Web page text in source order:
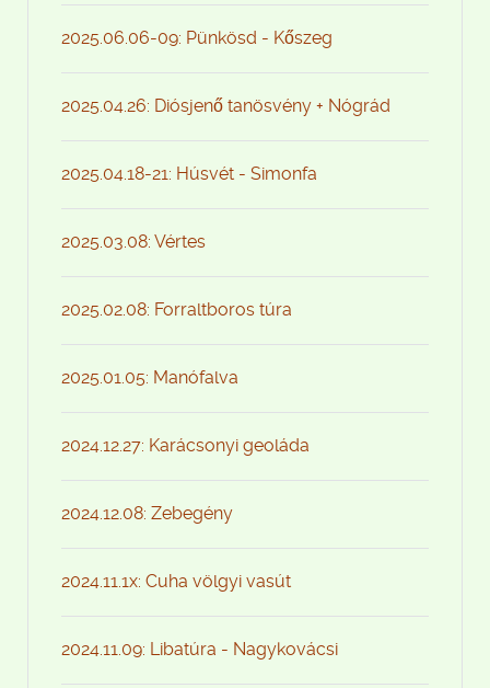
2025.06.06-09: Pünkösd - Kőszeg
2025.04.26: Diósjenő tanösvény + Nógrád
2025.04.18-21: Húsvét - Simonfa
2025.03.08: Vértes
2025.02.08: Forraltboros túra
2025.01.05: Manófalva
2024.12.27: Karácsonyi geoláda
2024.12.08: Zebegény
2024.11.1x: Cuha völgyi vasút
2024.11.09: Libatúra - Nagykovácsi